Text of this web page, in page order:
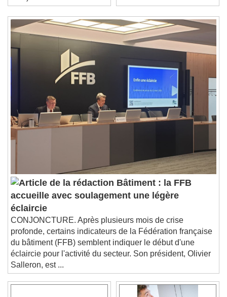
Playback Rate
Chapters
Descriptions
descriptions off
Subtitles
, opens subtitles
settings dialog
subtitles off, selected
Audio Track
Beginning of dialog window. Escape will cancel
and close the window.
Text
Color Opacity
Text Background
Color Opacity
Caption Area Background
Bâtiment : la FFB
accueille avec soulagement une légère
éclaircie
CONJONCTURE. Après plusieurs mois de crise
profonde, certains indicateurs de la Fédération française
du bâtiment (FFB) semblent indiquer le début d'une
éclaircie pour l'activité du secteur. Son président, Olivier
Salleron, est ...